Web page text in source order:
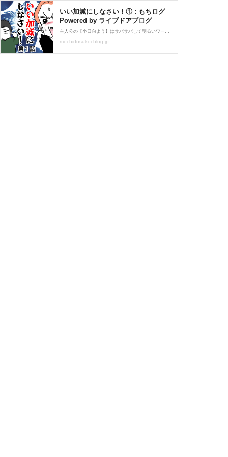
いい加減にしなさい！① : もちログ
Powered by ライブドアブログ
主人公の【小日向よう】はサバサバして明るいワーママ。２年生の次女【すい】のクラスに転校してきた暴れん坊【山口レオ】によって平和な日々がぶち壊されていくことに…！※このお話は友人の体験談を元に脚色・再構成しています新しいお話がスタートしました！突如現れた転
mochidosukoi.blog.jp